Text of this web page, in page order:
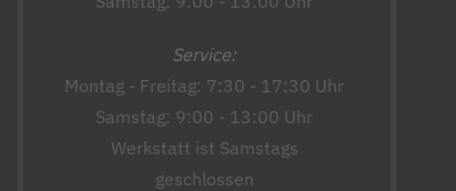
Service:
Montag - Freitag: 7:30 - 17:30 Uhr
Samstag: 9:00 - 13:00 Uhr
Werkstatt ist Samstags
geschlossen